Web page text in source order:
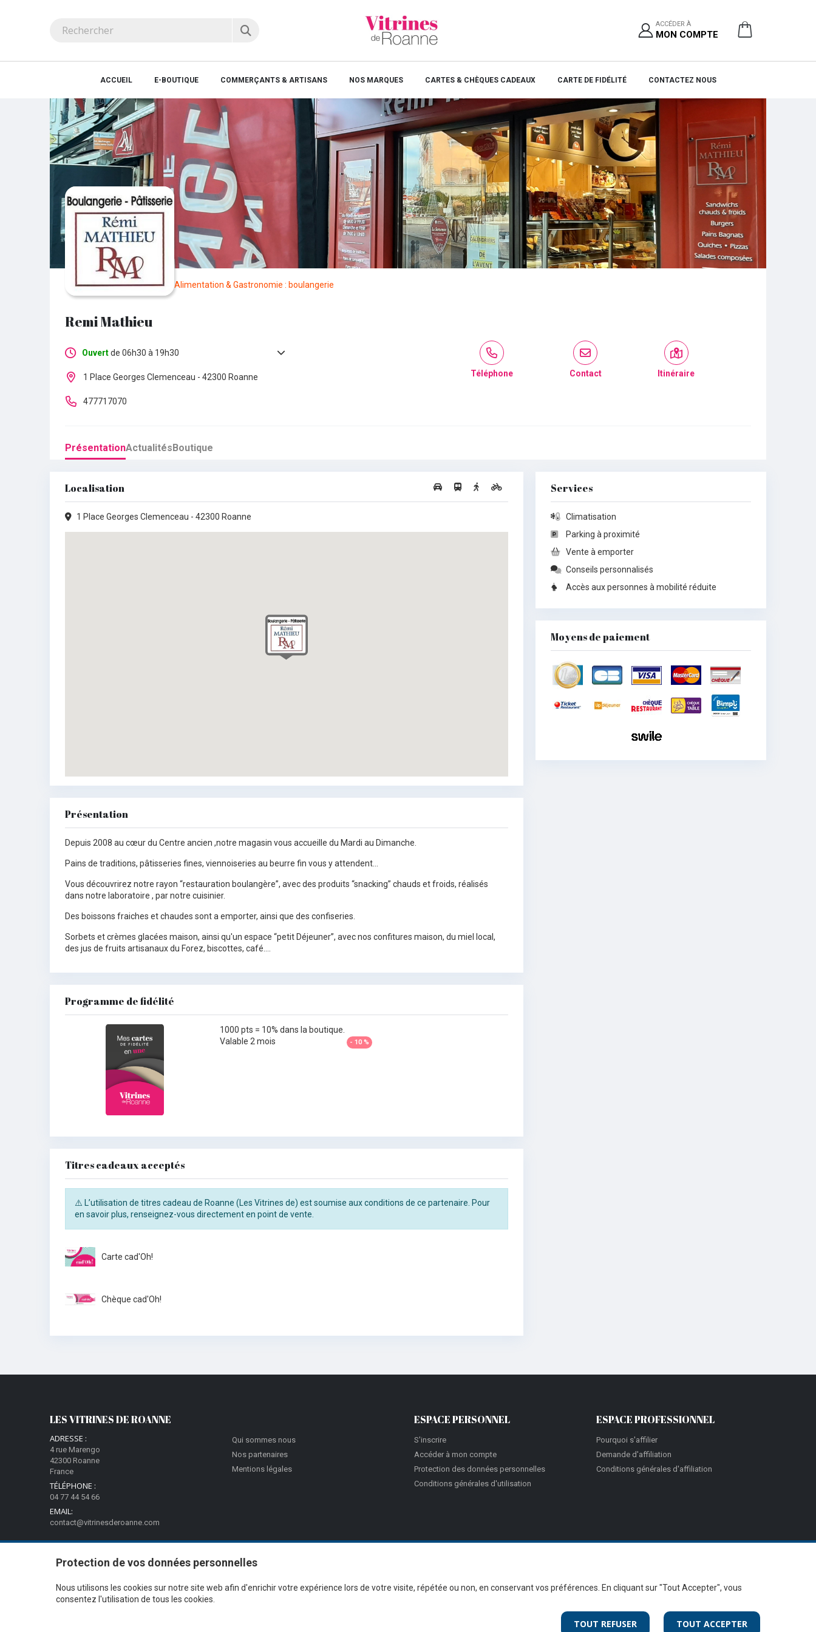
ACCÉDER À
MON COMPTE
ACCUEIL E-BOUTIQUE COMMERÇANTS & ARTISANS NOS MARQUES CARTES & CHÈQUES CADEAUX CARTE DE FIDÉLITÉ CONTACTEZ NOUS
Protection de vos données personnelles
Nous utilisons les cookies sur notre site web afin d'enrichir votre expérience lors de votre visite, répétée ou non, en conservant vos préférences. En cliquant sur "Tout Accepter", vous
consentez l'utilisation de tous les cookies.
TOUT REFUSER TOUT ACCEPTER
Alimentation & Gastronomie : boulangerie
Remi Mathieu
Ouvertde 06h30 à 19h30
Lundi : Fermé
Mardi :
Jeudi : 06h30 - 19h30
Dimanche : 07h00 - 13h00
1 Place Georges Clemenceau - 42300 Roanne
477717070
Téléphone Contact Itinéraire
PrésentationActualitésBoutique
Localisation
1 Place Georges Clemenceau - 42300 Roanne
Présentation
Depuis 2008 au cœur du Centre ancien ,notre magasin vous accueille du Mardi au Dimanche.
Pains de traditions, pâtisseries fines, viennoiseries au beurre fin vous y attendent…
Vous découvrirez notre rayon “restauration boulangère”, avec des produits “snacking” chauds et froids, réalisés
dans notre laboratoire , par notre cuisinier.
Des boissons fraiches et chaudes sont a emporter, ainsi que des confiseries.
Sorbets et crèmes glacées maison, ainsi qu'un espace “petit Déjeuner”, avec nos confitures maison, du miel local,
des jus de fruits artisanaux du Forez, biscottes, café….
Programme de fidélité
1000 pts = 10% dans la boutique.
Valable 2 mois
- 10 %
Titres cadeaux acceptés
⚠️ L’utilisation de titres cadeau de Roanne (Les Vitrines de) est soumise aux conditions de ce partenaire. Pour
en savoir plus, renseignez-vous directement en point de vente.
Carte cad'Oh!
Chèque cad'Oh!
Services
Climatisation
Parking à proximité
Vente à emporter
Conseils personnalisés
Accès aux personnes à mobilité réduite
Moyens de paiement
LES VITRINES DE ROANNE
ADRESSE :
4 rue Marengo
42300 Roanne
France
TÉLÉPHONE :
04 77 44 54 66
EMAIL:
contact@vitrinesderoanne.com
Qui sommes nous
Nos partenaires
Mentions légales
ESPACE PERSONNEL
S'inscrire
Accéder à mon compte
Protection des données personnelles
Conditions générales d'utilisation
ESPACE PROFESSIONNEL
Pourquoi s'affilier
Demande d'affiliation
Conditions générales d'affiliation